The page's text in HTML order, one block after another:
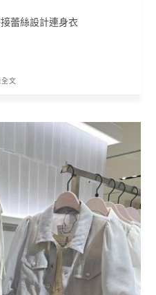
蕾絲設計連身衣
全文